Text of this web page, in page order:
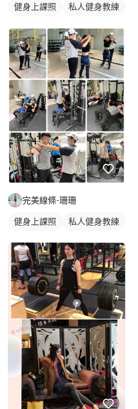
健身上課照
私人健身教練
重訓課程
健身課程
完美線條-珊珊
健身上課照
私人健身教練
重訓課程
健身課程